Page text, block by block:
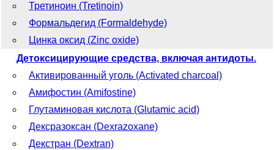
Третиноин (Tretinoin)
Формальдегид (Formaldehyde)
Цинка оксид (Zinc oxide)
Детоксицирующие средства, включая антидоты.
Активированный уголь (Activated charcoal)
Амифостин (Amifostine)
Глутаминовая кислота (Glutamic acid)
Дексразоксан (Dexrazoxane)
Декстран (Dextran)